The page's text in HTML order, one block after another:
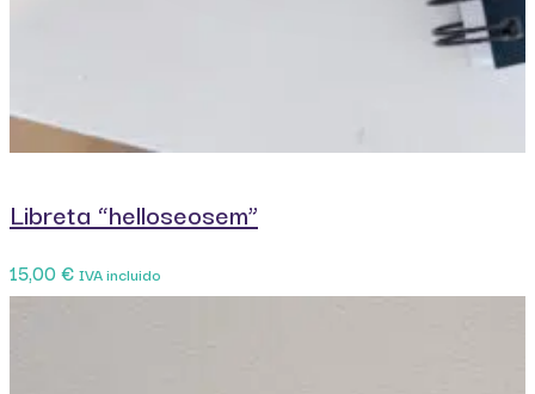
Libreta “helloseosem”
15,00 € IVA incluido